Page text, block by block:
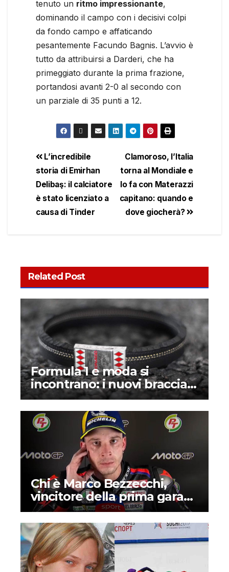
tenuto un ritmo impressionante,
dominando il campo con i decisivi colpi
da fondo campo e affaticando
pesantemente Facundo Bagnis. L’avvio è
tutto da attribuirsi a Darderi, che ha
primeggiato durante la prima frazione,
portandosi avanti 2-0 al secondo con
un parziale di 35 punti a 12.
Clamoroso, l’Italia
torna al Mondiale e
lo fa con Materazzi
capitano: quando e
dove giocherà?
L’incredibile
storia di Emirhan
Delibaş: il calciatore
è stato licenziato a
causa di Tinder
Related Post
Formula 1 e moda si
incontrano: i nuovi bracciali
Mongrip realizzati con veri
pneumatici da gara
Chi è Marco Bezzecchi,
vincitore della prima gara
della MotoGP 2026?
Biografia, curiosità e vita
privata